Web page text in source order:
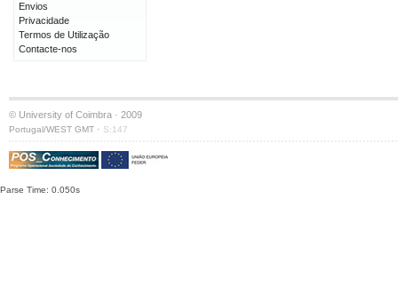
Envios
Privacidade
Termos de Utilização
Contacte-nos
© University of Coimbra · 2009
Portugal/WEST GMT · S:147
Parse Time: 0.050s